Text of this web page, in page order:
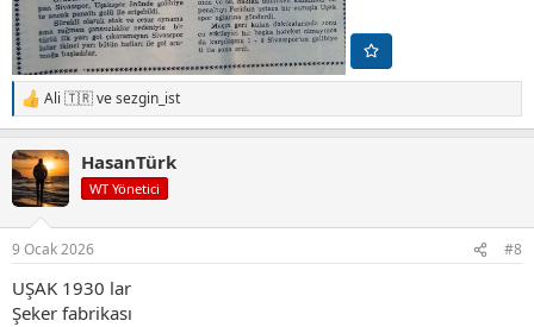
T
e
k
i
l
Ali 🇹🇷vesezgin_ist
HasanTürk
WT Yönetici
9 Ocak 2026 #8
UŞAK 1930 lar
Şeker fabrikası